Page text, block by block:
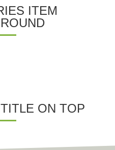
ITEM
ON TOP